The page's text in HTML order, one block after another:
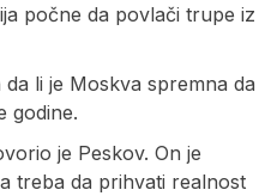
počne da povlači trupe iz
li je Moskva spremna da
godine.
je Peskov. On je
treba da prihvati realnost